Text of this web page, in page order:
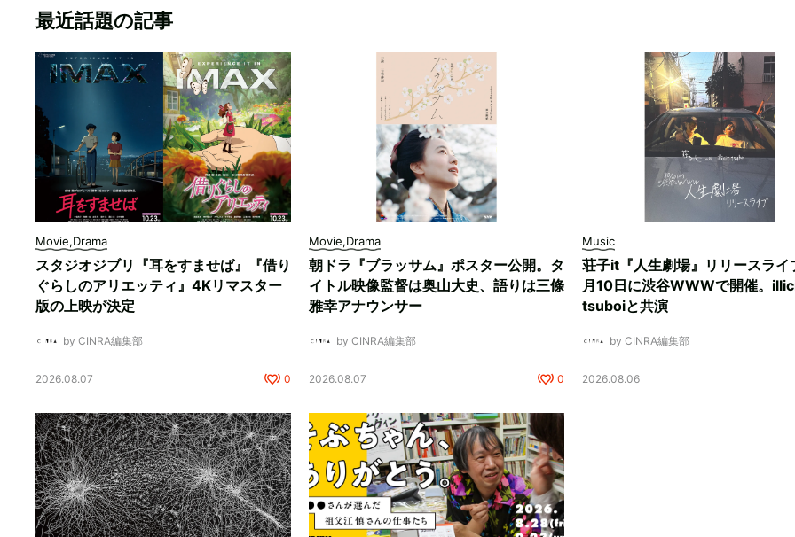
最近話題の記事
Movie,Drama
スタジオジブリ『耳をすませば』『借り
ぐらしのアリエッティ』4Kリマスター
版の上映が決定
by CINRA編集部
2026.08.07 0
Movie,Drama
朝ドラ『ブラッサム』ポスター公開。タ
イトル映像監督は奥山大史、語りは三條
雅幸アナウンサー
by CINRA編集部
2026.08.07 0
Music
荘子it『人生劇場』リリースライ
月10日に渋谷WWWで開催。
tsuboiと共演
by CINRA編集部
2026.08.06